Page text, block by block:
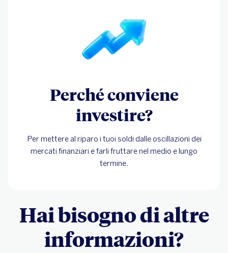
Perché conviene
investire?
Per mettere al riparo i tuoi soldi dalle oscillazioni dei
mercati finanziari e farli fruttare nel medio e lungo
termine.
Hai bisogno di altre
informazioni?